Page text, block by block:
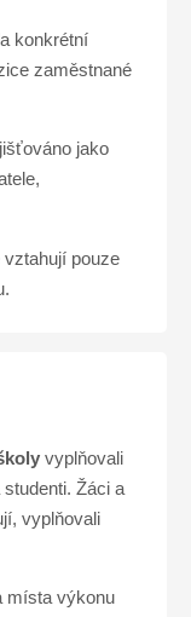
konkrétní
zaměstnané
jako
pouze
vyplňovali
Žáci a
vyplňovali
místa výkonu